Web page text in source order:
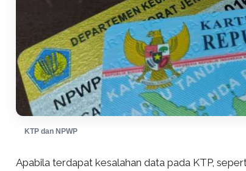
KTP dan NPWP
Apabila terdapat kesalahan data pada KTP,